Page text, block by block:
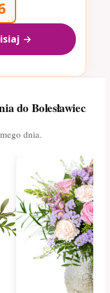
→
do Bolesławiec
dnia.